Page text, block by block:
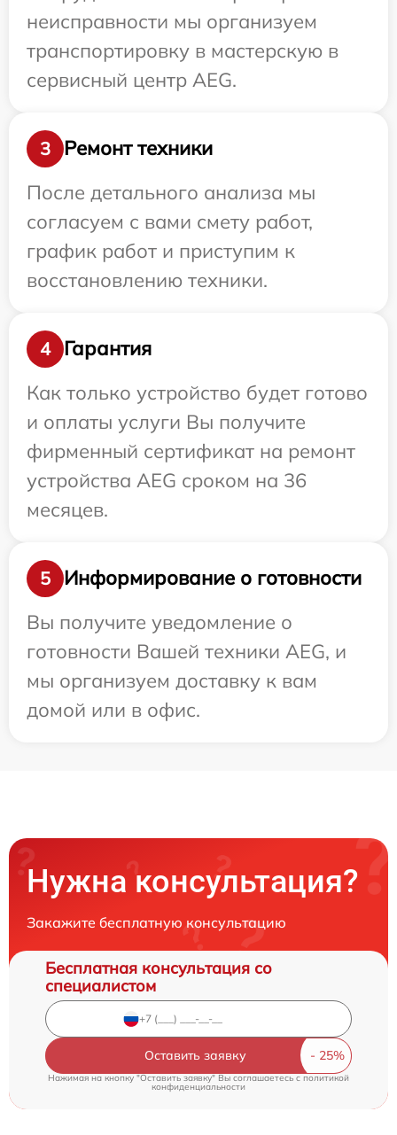
неисправности мы организуем
транспортировку в мастерскую в
сервисный центр AEG.
3
Ремонт техники
После детального анализа мы
согласуем с вами смету работ,
график работ и приступим к
восстановлению техники.
4
Гарантия
Как только устройство будет готово
и оплаты услуги Вы получите
фирменный сертификат на ремонт
устройства AEG сроком на 36
месяцев.
5
Информирование о готовности
Вы получите уведомление о
готовности Вашей техники AEG, и
мы организуем доставку к вам
домой или в офис.
Нужна консультация?
Закажите бесплатную консультацию
Бесплатная консультация со
специалистом
Оставить заявку
Нажимая на кнопку "Оставить заявку" Вы соглашаетесь cполитикой
конфиденциальности